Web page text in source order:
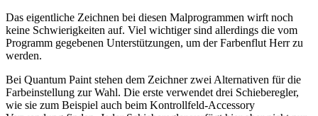
Das eigentliche Zeichnen bei diesen Malprogrammen wirft noch
keine Schwierigkeiten auf. Viel wichtiger sind allerdings die vom
Programm gegebenen Unterstützungen, um der Farbenflut Herr zu
werden.
Bei Quantum Paint stehen dem Zeichner zwei Alternativen für die
Farbeinstellung zur Wahl. Die erste verwendet drei Schieberegler,
wie sie zum Beispiel auch beim Kontrollfeld-Accessory